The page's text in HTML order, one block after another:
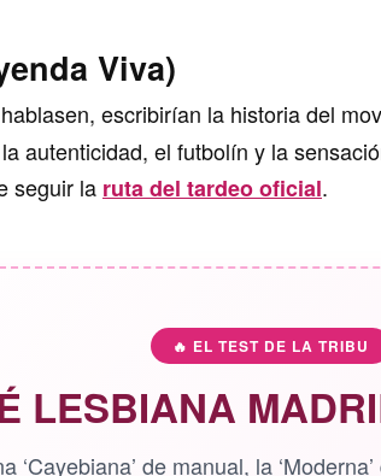
Viva)
escribirían la historia del
autenticidad, el futbolín y la
seguir la ruta del tardeo oficial.
🔥 EL TEST DE LA TRIBU
LESBIANA
‘Cayebiana’ de manual, la